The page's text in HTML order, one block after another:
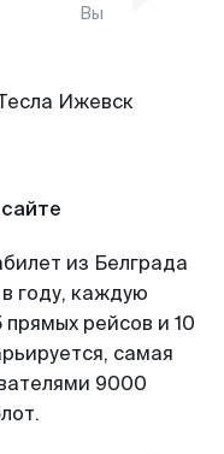
Вы
из Белграда
году, каждую
рейсов и 10
самая
9000